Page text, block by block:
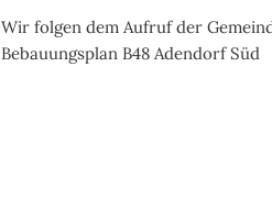
Wir folgen dem Aufruf der
Bebauungsplan B48 Adendorf Süd